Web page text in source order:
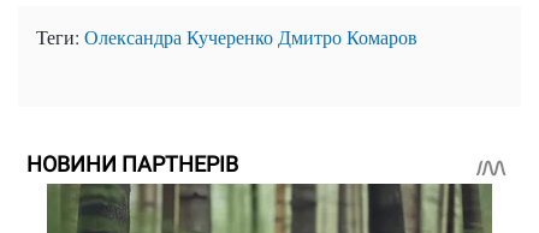
Теги: Олександра КучеренкоДмитро Комаров
НОВИНИ ПАРТНЕРІВ